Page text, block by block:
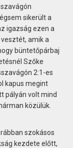
sikerült a
igazság ezen a
amik a
büntetőpárbaj
Szőke
2:1-es
kapus megint
pályán volt mind
közülük.
szokásos
kezdete előtt,